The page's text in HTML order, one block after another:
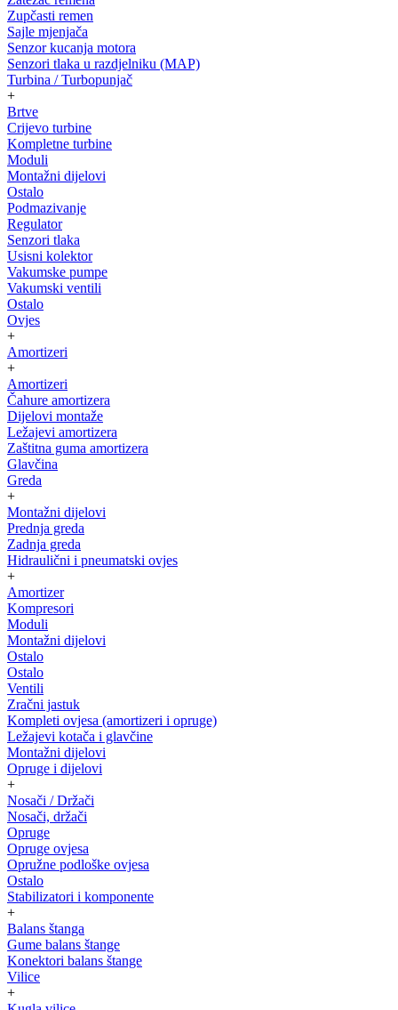
Zupčasti remen
Sajle mjenjača
Senzor kucanja motora
Senzori tlaka u razdjelniku (MAP)
Turbina / Turbopunjač
+
Brtve
Crijevo turbine
Kompletne turbine
Moduli
Montažni dijelovi
Ostalo
Podmazivanje
Regulator
Senzori tlaka
Usisni kolektor
Vakumske pumpe
Vakumski ventili
Ostalo
Ovjes
+
Amortizeri
+
Amortizeri
Čahure amortizera
Dijelovi montaže
Ležajevi amortizera
Zaštitna guma amortizera
Glavčina
Greda
+
Montažni dijelovi
Prednja greda
Zadnja greda
Hidraulični i pneumatski ovjes
+
Amortizer
Kompresori
Moduli
Montažni dijelovi
Ostalo
Ostalo
Ventili
Zračni jastuk
Kompleti ovjesa (amortizeri i opruge)
Ležajevi kotača i glavčine
Montažni dijelovi
Opruge i dijelovi
+
Nosači / Držači
Nosači, držači
Opruge
Opruge ovjesa
Opružne podloške ovjesa
Ostalo
Stabilizatori i komponente
+
Balans štanga
Gume balans štange
Konektori balans štange
Vilice
+